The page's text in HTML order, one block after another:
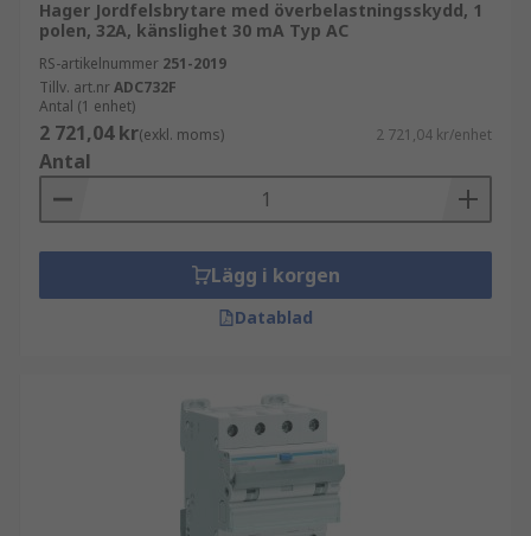
Hager Jordfelsbrytare med överbelastningsskydd, 1
polen, 32A, känslighet 30 mA Typ AC
RS-artikelnummer 251-2019
Tillv. art.nrADC732F
Antal (1 enhet)
2 721,04 kr(exkl. moms) 2 721,04 kr/enhet
Antal
Lägg i korgen
Datablad